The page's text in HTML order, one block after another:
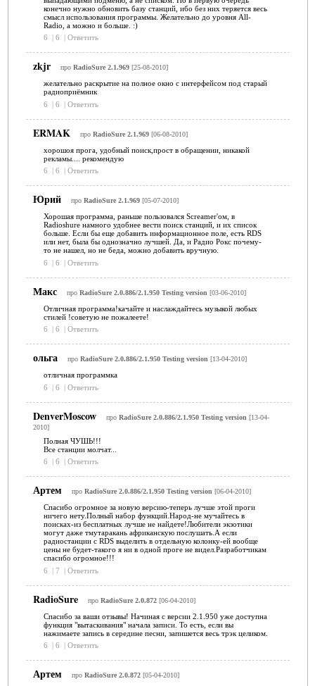
конечно нужно обновить базу станций, ибо без них теряется весь
смысл использования программы. Желательно до уровня All-
Radio, а можно и больше. :)
6
| 6 | Ответить
zkjr про RadioSure 2.1.969[25-08-2010]
желательно раскрытие на полное окно с интерфейсом под старый
радиоприёмник
6
| 6 | Ответить
ERMAK про RadioSure 2.1.969[06-08-2010]
хорошоя прога, удобный поиск,прост в обращении, никакой
рекламы.... рекомендую
6
| 6 | Ответить
Юрий про RadioSure 2.1.969[05-07-2010]
Хорошая программа, раньше пользовался Screamer'ом, в
Radioshure намного удобнее вести поиск станций, и их список
больше. Если бы еще добавить информационное поле, есть RDS
или нет, была бы однозначно лучшей. Да, и Радио Рокс почему-
то не нашел, но не беда, можно добавить вручную.
6
| 6 | Ответить
Макс про RadioSure 2.0.886/2.1.950 Testing version [03-06-2010]
Отличная программа!качайте и наслаждайтесь музыкой любых
стилей !советую не пожалеете!
6
| 6 | Ответить
ольга про RadioSure 2.0.886/2.1.950 Testing version [13-04-2010]
отличная программка
6
| 6 | Ответить
DenverMoscow про RadioSure 2.0.886/2.1.950 Testing version [13-04-
2010]
Полная ЧУШЬ!!!
Все станции молчат...
6
| 6 | Ответить
Артем про RadioSure 2.0.886/2.1.950 Testing version [06-04-2010]
Спасибо огромное за новую версию-теперь лучше этой проги
ничего нету.Полный набор функций.Народ-не мучайтесь в
поисках-из бесплатных лучше не найдете!Любители экзотики
могут даже тмутаракань африканскую послушать.А если
радиостанции с RDS выделить в отдельную колонку-ей вообще
цены не будет-такого я ни в одной проге не видел.Разработчикам
спасибо огромное!!!
6
| 7 | Ответить
RadioSure про RadioSure 2.0.872[06-04-2010]
Спасибо за ваши отзывы! Начиная с версии 2.1.950 уже доступна
функция "вытаскивания" начала записи. То есть, если вы
нажимаете запись в середине песни, запишется весь трэк целиком.
6
| 6 | Ответить
Артем про RadioSure 2.0.872[05-04-2010]